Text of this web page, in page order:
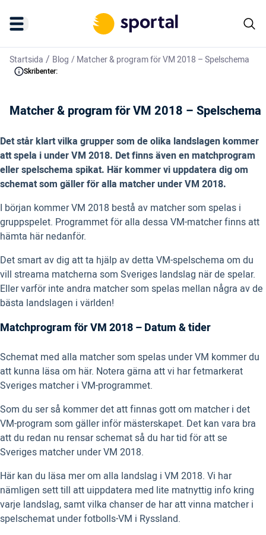
Startsida / Blog /Matcher & program för VM 2018 – Spelschema
Skribenter:
Matcher & program för VM 2018 – Spelschema
Det står klart vilka grupper som de olika landslagen kommer
att spela i under VM 2018. Det finns även en matchprogram
eller spelschema spikat. Här kommer vi uppdatera dig om
schemat som gäller för alla matcher under VM 2018.
I början kommer VM 2018 bestå av matcher som spelas i
gruppspelet. Programmet för alla dessa VM-matcher finns att
hämta här nedanför.
Det smart av dig att ta hjälp av detta VM-spelschema om du
vill streama matcherna som Sveriges landslag när de spelar.
Eller varför inte andra matcher som spelas mellan några av de
bästa landslagen i världen!
Matchprogram för VM 2018 – Datum & tider
Schemat med alla matcher som spelas under VM kommer du
att kunna läsa om här. Notera gärna att vi har fetmarkerat
Sveriges matcher i VM-programmet.
Som du ser så kommer det att finnas gott om matcher i det
VM-program som gäller inför mästerskapet. Det kan vara bra
att du redan nu rensar schemat så du har tid för att se
Sveriges matcher under VM 2018.
Här kan du läsa mer om alla landslag i VM 2018. Vi har
nämligen sett till att uippdatera med lite matnyttig info kring
varje landslag, samt vilka chanser de har att vinna matcher i
spelschemat under fotbolls-VM i Ryssland.